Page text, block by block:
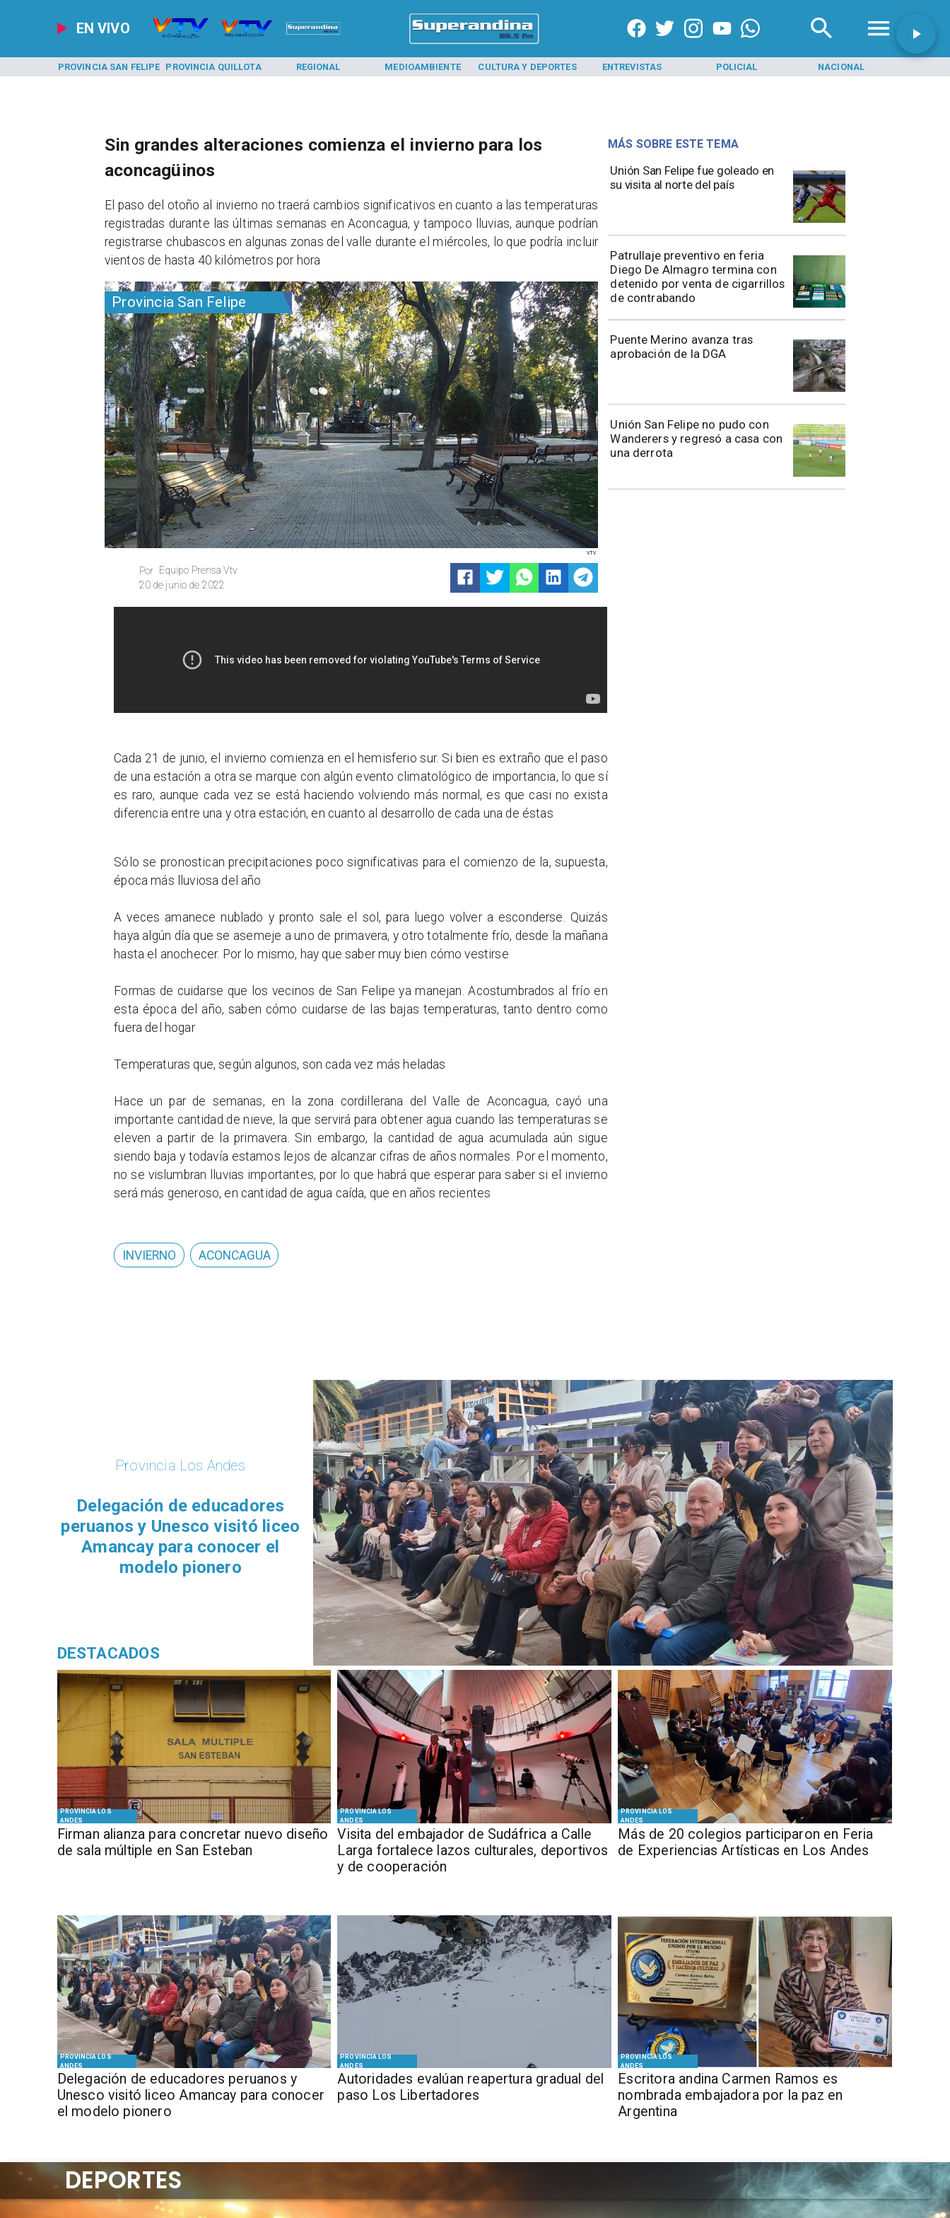
EN VIVO
PROVINCIA SAN FELIPE PROVINCIA QUILLOTA REGIONAL MEDIOAMBIENTE CULTURA Y DEPORTES ENTREVISTAS POLICIAL NACIONAL
Provincia San Felipe
Equipo Prensa Vtv
Por
20 de junio de 2022
VTV
Unión San Felipe fue goleado en
su visita al norte del país
​Patrullaje preventivo en feria
Diego De Almagro termina con
detenido por venta de cigarrillos
de contrabando
Puente Merino avanza tras
aprobación de la DGA
Unión San Felipe no pudo con
Wanderers y regresó a casa con
una derrota
MÁS SOBRE ESTE TEMA
Sin grandes alteraciones comienza el invierno para los
aconcagüinos
El paso del otoño al invierno no traerá cambios significativos en cuanto a las temperaturas
registradas durante las últimas semanas en Aconcagua, y tampoco lluvias, aunque podrían
registrarse chubascos en algunas zonas del valle durante el miércoles, lo que podría incluir
vientos de hasta 40 kilómetros por hora
Cada 21 de junio, el invierno comienza en el hemisferio sur. Si bien es extraño que el paso
de una estación a otra se marque con algún evento climatológico de importancia, lo que sí
es raro, aunque cada vez se está haciendo volviendo más normal, es que casi no exista
diferencia entre una y otra estación, en cuanto al desarrollo de cada una de éstas
Sólo se pronostican precipitaciones poco significativas para el comienzo de la, supuesta,
época más lluviosa del año
A veces amanece nublado y pronto sale el sol, para luego volver a esconderse. Quizás
haya algún día que se asemeje a uno de primavera, y otro totalmente frío, desde la mañana
hasta el anochecer. Por lo mismo, hay que saber muy bien cómo vestirse
Formas de cuidarse que los vecinos de San Felipe ya manejan. Acostumbrados al frío en
esta época del año, saben cómo cuidarse de las bajas temperaturas, tanto dentro como
fuera del hogar
Temperaturas que, según algunos, son cada vez más heladas
Hace un par de semanas, en la zona cordillerana del Valle de Aconcagua, cayó una
importante cantidad de nieve, la que servirá para obtener agua cuando las temperaturas se
eleven a partir de la primavera. Sin embargo, la cantidad de agua acumulada aún sigue
siendo baja y todavía estamos lejos de alcanzar cifras de años normales. Por el momento,
no se vislumbran lluvias importantes, por lo que habrá que esperar para saber si el invierno
será más generoso, en cantidad de agua caída, que en años recientes
INVIERNO ACONCAGUA
PROVINCIA LOS
ANDES
​​Firman alianza para concretar nuevo diseño
de sala múltiple en San Esteban
PROVINCIA LOS
ANDES
​Visita del embajador de Sudáfrica a Calle
Larga fortalece lazos culturales, deportivos
y de cooperación
PROVINCIA LOS
ANDES
Más de 20 colegios participaron en Feria
de Experiencias Artísticas en Los Andes
PROVINCIA LOS
ANDES
Delegación de educadores peruanos y
Unesco visitó liceo Amancay para conocer
el modelo pionero
PROVINCIA LOS
ANDES
​​Autoridades evalúan reapertura gradual del
paso Los Libertadores
PROVINCIA LOS
ANDES
Escritora andina Carmen Ramos es
nombrada embajadora por la paz en
Argentina
Provincia Los Andes
Delegación de educadores
peruanos y Unesco visitó liceo
Amancay para conocer el
modelo pionero
DESTACADOS
DEPORTES